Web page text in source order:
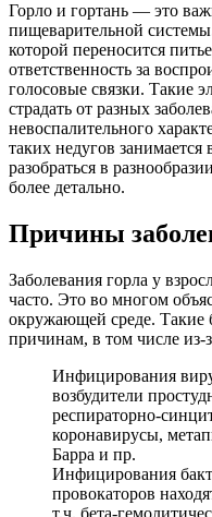
Горло и гортань — это
пищеварительной
которой переносится
ответственность за
голосовые связки. Такие
страдать от разных
невоспалительного
таких недугов
разобраться в
более детально.
Причины
Заболевания горла у
часто. Это во многом
окружающей среде. Такие
причинам, в том числе из-
Инфицирования
возбудители
респираторно-
коронавирусы,
Барра и пр.
Инфицирования
провокаторов
т.ч. бета-